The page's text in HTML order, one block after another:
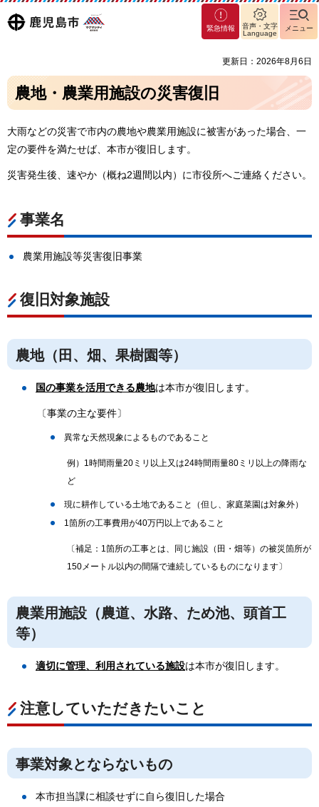
鹿児島
マグ
マシ
緊急情報
音声・文字
Language
メニュー
更新日：2026年8月6日
農地・農業用施設の災害復旧
大雨などの災害で市内の農地や農業用施設に被害があった場合、一
定の要件を満たせば、本市が復旧します。
災害発生後、速やか（概ね2週間以内）に市役所へご連絡ください。
事業名
農業用施設等災害復旧事業
復旧対象施設
農地（田、畑、果樹園等）
国の事業を活用できる農地は本市が復旧します。
〔事業の主な要件〕
異常な天然現象によるものであること
例）1時間雨量20ミリ以上又は24時間雨量80ミリ以上の降雨な
ど
現に耕作している土地であること（但し、家庭菜園は対象外）
1箇所の工事費用が40万円以上であること
〔補足：1箇所の工事とは、同じ施設（田・畑等）の被災箇所が
150メートル以内の間隔で連続しているものになります〕
農業用施設（農道、水路、ため池、頭首工
等）
適切に管理、利用されている施設は本市が復旧します。
注意していただきたいこと
事業対象とならないもの
本市担当課に相談せずに自ら復旧した場合